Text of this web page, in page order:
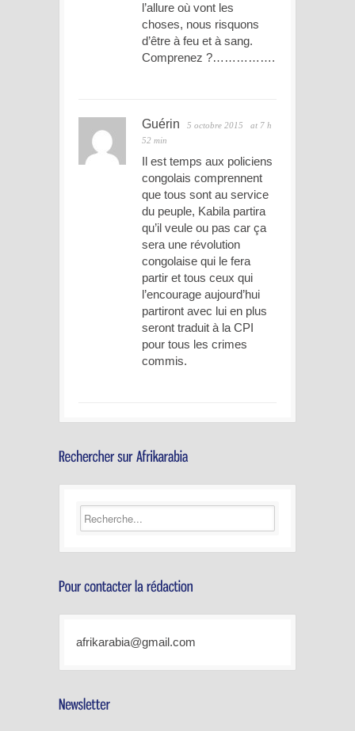
l’allure où vont les
choses, nous risquons
d’être à feu et à sang.
Comprenez ?…………….
Guérin 5 octobre 2015
at 7 h
52 min
Il est temps aux policiens
congolais comprennent
que tous sont au service
du peuple, Kabila partira
qu’il veule ou pas car ça
sera une révolution
congolaise qui le fera
partir et tous ceux qui
l’encourage aujourd’hui
partiront avec lui en plus
seront traduit à la CPI
pour tous les crimes
commis.
afrikarabia@gmail.com